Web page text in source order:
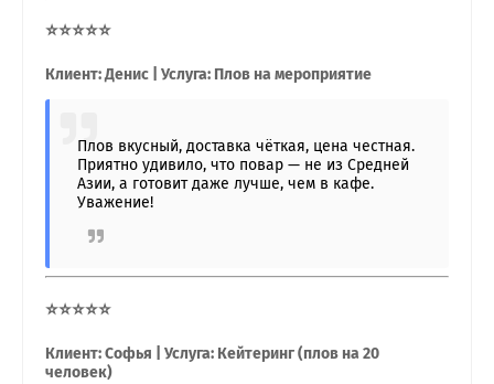
⭐⭐⭐⭐⭐
Клиент: Денис | Услуга: Плов на мероприятие
Плов вкусный, доставка чёткая, цена честная.
Приятно удивило, что повар — не из Средней
Азии, а готовит даже лучше, чем в кафе.
Уважение!
⭐⭐⭐⭐⭐
Клиент: Софья | Услуга: Кейтеринг (плов на 20
человек)